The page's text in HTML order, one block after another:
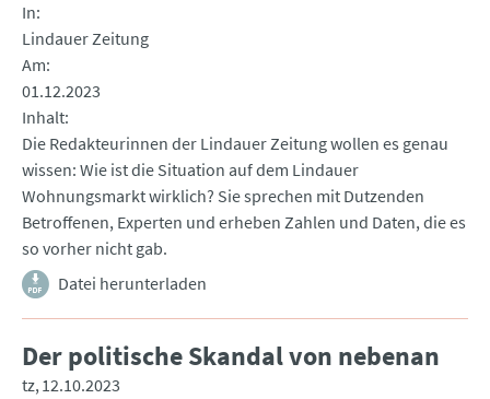
In
Lindauer Zeitung
Am
01.12.2023
Inhalt
Die Redakteurinnen der Lindauer Zeitung wollen es genau
wissen: Wie ist die Situation auf dem Lindauer
Wohnungsmarkt wirklich? Sie sprechen mit Dutzenden
Betroffenen, Experten und erheben Zahlen und Daten, die es
so vorher nicht gab.
Datei herunterladen
Der politische Skandal von nebenan
tz 12.10.2023